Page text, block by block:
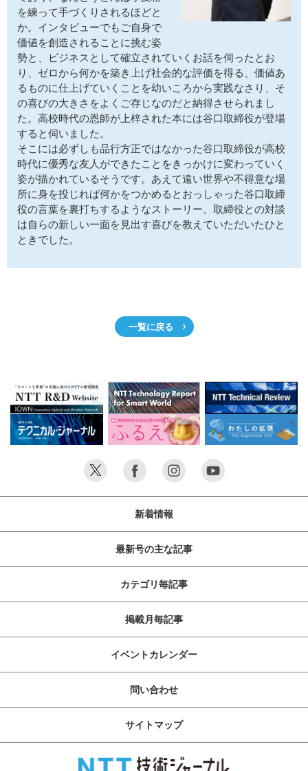
を練って手づくりされるほどと
か。インタビューでもご自身で
価値を創造されることに挑む姿
勢と、ビジネスとして確立されていくお話を伺ったとお
り、ゼロから何かを築き上げ社会的な評価を得る、価値あ
るものに仕上げていくことを幼いころから実践なさり、そ
の喜びの大きさをよくご存じなのだと納得させられまし
た。高校時代の恩師が上梓された本には谷口取締役が登場
すると伺いました。
そこには必ずしも品行方正ではなかった谷口取締役が高校
時代に優秀な友人ができたことをきっかけに変わっていく
姿が描かれているそうです。あえて遠い世界や不得意な場
所に身を投じれば何かをつかめるとおっしゃった谷口取締
役の言葉を裏打ちするようなストーリー。取締役との対談
は自らの新しい一面を見出す喜びを教えていただいたひと
ときでした。
一覧に戻る
新着情報
最新号の主な記事
カテゴリ毎記事
掲載月毎記事
イベントカレンダー
問い合わせ
サイトマップ